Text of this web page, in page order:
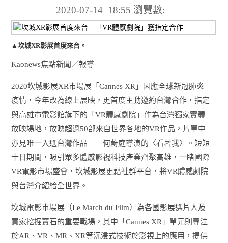
2020-07-14 18:55 瀏覽數:
▲坎城XR影展首度來台。
Kaonews焦點新聞／報導
2020坎城影展XR市場展「Cannes XR」因應全球新冠肺炎
疫情，今年改為線上展映，更首度主動邀約台灣合作，指定
與高雄市電影館旗下的「VR體感劇院」作為台灣獨家實體
放映場地，放映超過50部來自世界各地的VR作品，片單中
亦見唯一入選台灣作品——何蔚庭導演的〈看著我〉。短短
十日期間，吸引眾多體感影視科技產業齊聚高雄，一睹國際
VR電影市場盛會，坎城影展更藉社群平台，將VR體感劇院
與台灣介紹給全世界。
坎城電影市場展（Le March du Film）為各國影展選片人及
買家挖掘寶石的重要戰場，其中「Cannes XR」單元則專注
於AR、VR、MR、XR等沉浸式技術於影視上的應用，提供